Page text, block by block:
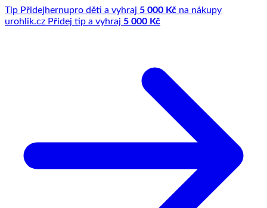
Tip Přidejhernupro děti a vyhraj 5 000 Kč na nákupy
urohlik.cz Přidej tip a vyhraj 5 000 Kč